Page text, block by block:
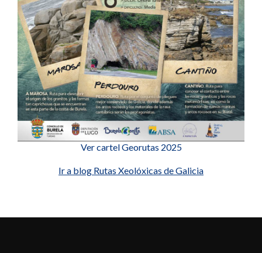
Ver cartel Georutas 2025
Ir a blog Rutas Xeolóxicas de Galicia